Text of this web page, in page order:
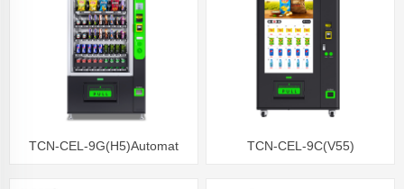
TCN-CEL-9G(H5)Automat
TCN-CEL-9C(V55)